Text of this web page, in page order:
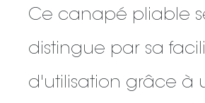
Ce canapé pliable
distingue par sa
d'utilisation grâce à